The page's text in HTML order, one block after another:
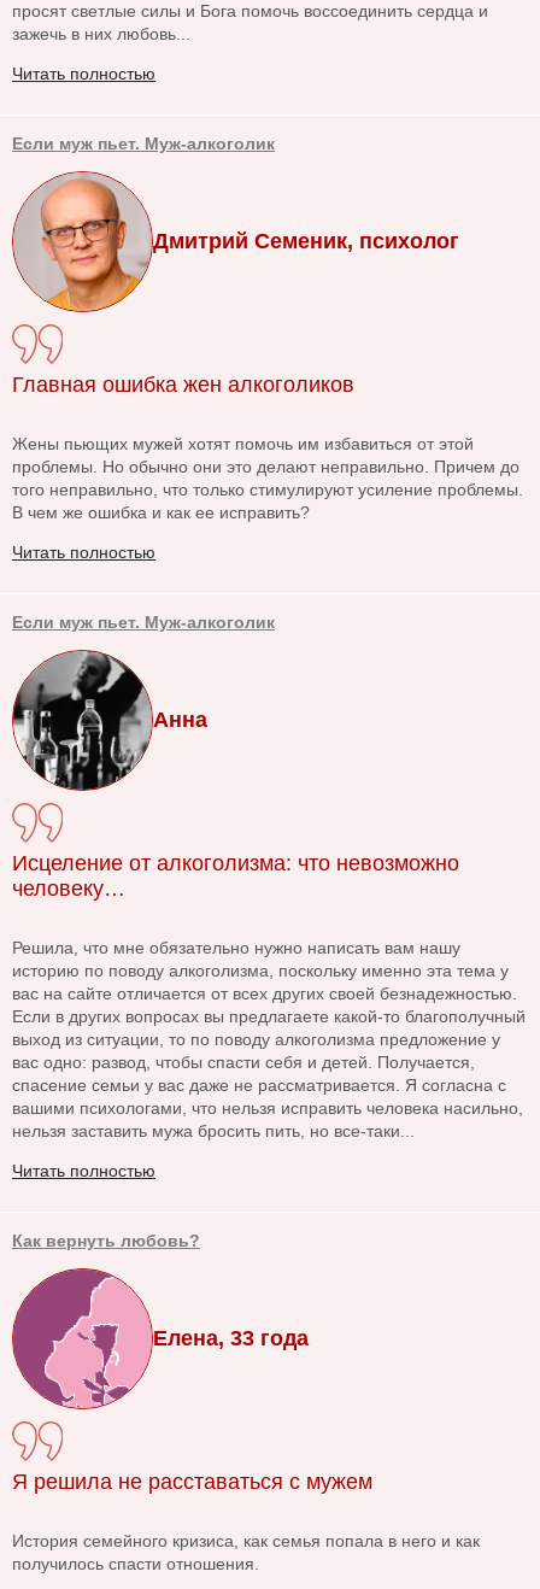
просят светлые силы и Бога помочь воссоединить сердца и
зажечь в них любовь...
Читать полностью
Если муж пьет. Муж-алкоголик
Дмитрий Семеник, психолог
Главная ошибка жен алкоголиков
Жены пьющих мужей хотят помочь им избавиться от этой
проблемы. Но обычно они это делают неправильно. Причем до
того неправильно, что только стимулируют усиление проблемы.
В чем же ошибка и как ее исправить?
Читать полностью
Если муж пьет. Муж-алкоголик
Анна
Исцеление от алкоголизма: что невозможно
человеку…
Решила, что мне обязательно нужно написать вам нашу
историю по поводу алкоголизма, поскольку именно эта тема у
вас на сайте отличается от всех других своей безнадежностью.
Если в других вопросах вы предлагаете какой-то благополучный
выход из ситуации, то по поводу алкоголизма предложение у
вас одно: развод, чтобы спасти себя и детей. Получается,
спасение семьи у вас даже не рассматривается. Я согласна с
вашими психологами, что нельзя исправить человека насильно,
нельзя заставить мужа бросить пить, но все-таки...
Читать полностью
Как вернуть любовь?
Елена, 33 года
Я решила не расставаться с мужем
История семейного кризиса, как семья попала в него и как
получилось спасти отношения.